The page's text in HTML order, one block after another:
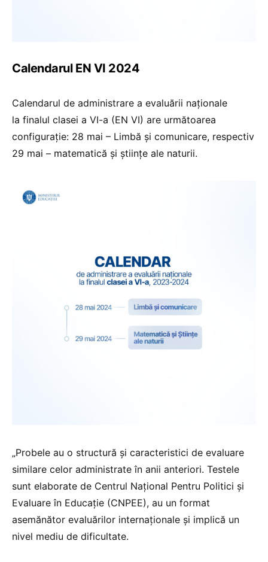
Calendarul EN VI 2024
Calendarul de administrare a evaluării naționale
la finalul clasei a VI-a (EN VI) are următoarea
configurație: 28 mai – Limbă și comunicare, respectiv
29 mai – matematică și științe ale naturii.
„Probele au o structură și caracteristici de evaluare
similare celor administrate în anii anteriori. Testele
sunt elaborate de Centrul Național Pentru Politici și
Evaluare în Educație (CNPEE), au un format
asemănător evaluărilor internaționale și implică un
nivel mediu de dificultate.